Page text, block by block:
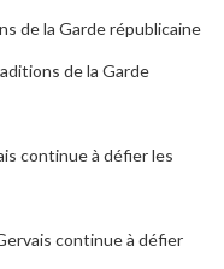
de la Garde républicaine
de la Garde
continue à défier les
continue à défier